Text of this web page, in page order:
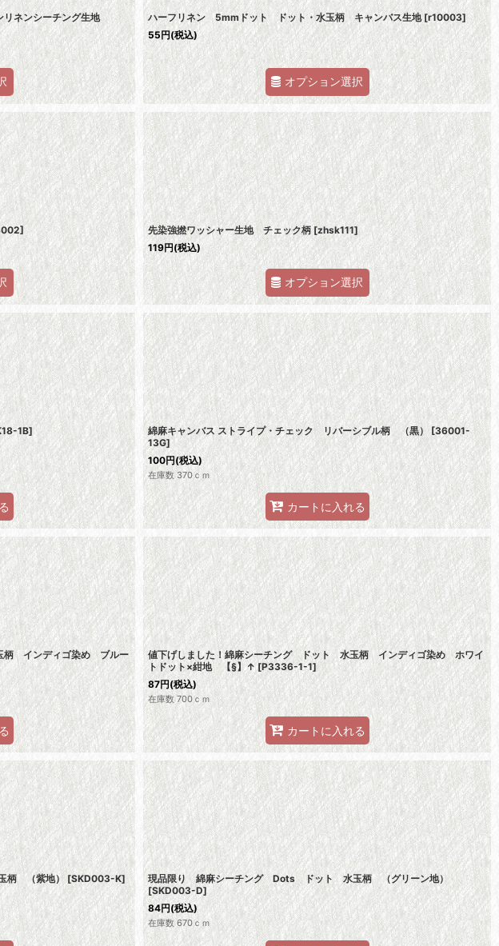
ネンシーチング生地
ハーフリネン 5mmドット ドット・水玉柄 キャンバス生地 [r10003]
55円(税込)
オプション選択
]
先染強撚ワッシャー生地 チェック柄 [zhsk111]
119円(税込)
オプション選択
1B]
綿麻キャンバス ストライプ・チェック リバーシブル柄 （黒） [36001-
13G]
100円(税込)
在庫数 370ｃｍ
カートに入れる
柄 インディゴ染め ブルー
値下げしました！綿麻シーチング ドット 水玉柄 インディゴ染め ホワイ
トドット×紺地 【§】↑ [P3336-1-1]
87円(税込)
在庫数 700ｃｍ
カートに入れる
柄 （紫地） [SKD003-K]
現品限り 綿麻シーチング Dots ドット 水玉柄 （グリーン地）
[SKD003-D]
84円(税込)
在庫数 670ｃｍ